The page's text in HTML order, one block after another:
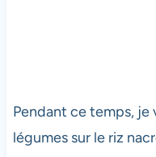
Pendant ce temps, je
légumes sur le riz